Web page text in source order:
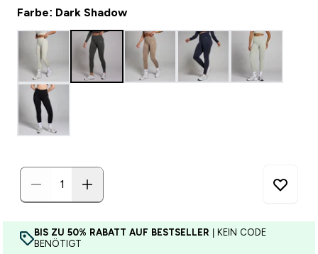
Farbe: Dark Shadow
BIS ZU 50% RABATT AUF BESTSELLER | KEIN CODE
BENÖTIGT